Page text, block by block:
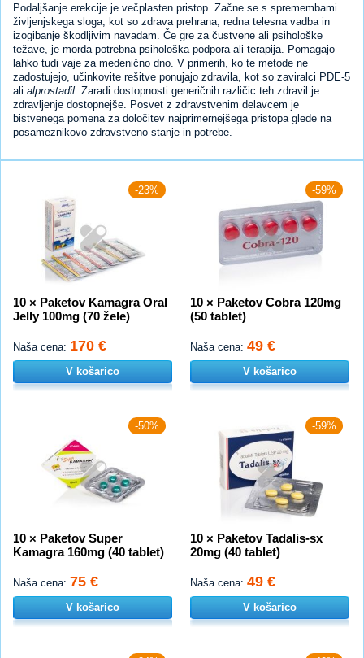
Podaljšanje erekcije je večplasten pristop. Začne se s spremembami
življenjskega sloga, kot so zdrava prehrana, redna telesna vadba in
izogibanje škodljivim navadam. Če gre za čustvene ali psihološke
težave, je morda potrebna psihološka podpora ali terapija. Pomagajo
lahko tudi vaje za medenično dno. V primerih, ko te metode ne
zadostujejo, učinkovite rešitve ponujajo zdravila, kot so zaviralci PDE-5
ali alprostadil . Zaradi dostopnosti generičnih različic teh zdravil je
zdravljenje dostopnejše. Posvet z zdravstvenim delavcem je
bistvenega pomena za določitev najprimernejšega pristopa glede na
posameznikovo zdravstveno stanje in potrebe.
-23%
10 × Paketov Kamagra Oral
Jelly 100mg (70 žele)
Naša cena: 170 €
V košarico
-59%
10 × Paketov Cobra 120mg
(50 tablet)
Naša cena: 49 €
V košarico
-50%
10 × Paketov Super
Kamagra 160mg (40 tablet)
Naša cena: 75 €
V košarico
-59%
10 × Paketov Tadalis-sx
20mg (40 tablet)
Naša cena: 49 €
V košarico